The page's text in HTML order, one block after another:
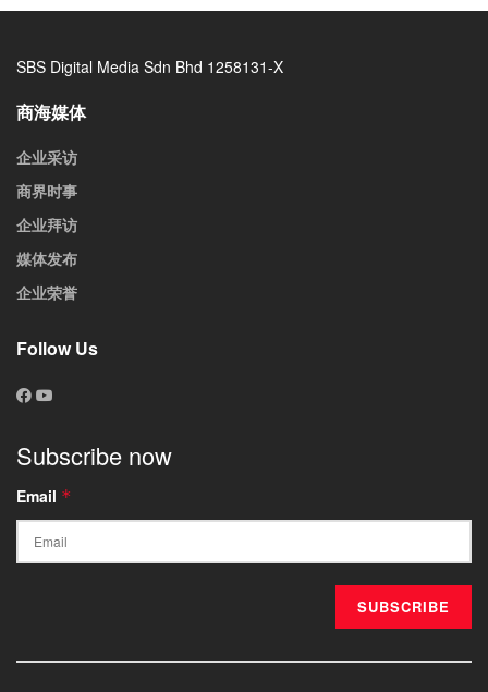
SBS Digital Media Sdn Bhd 1258131-X
商海媒体
企业采访
商界时事
企业拜访
媒体发布
企业荣誉
Follow Us
Subscribe now
Email *